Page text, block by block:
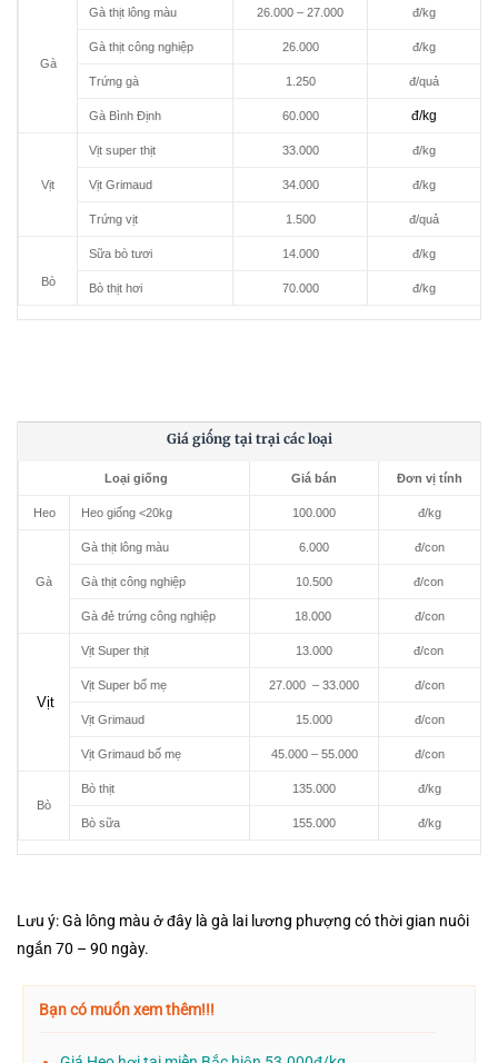
Gà
Gà thịt lông màu 26.000 – 27.000 đ/kg
Gà thịt công nghiệp 26.000 đ/kg
Trứng gà 1.250 đ/quả
Gà Bình Định 60.000 đ/kg
Vịt
Vịt super thịt 33.000 đ/kg
Vịt Grimaud 34.000 đ/kg
Trứng vịt 1.500 đ/quả
Bò
Sữa bò tươi 14.000 đ/kg
Bò thịt hơi 70.000 đ/kg
Giá giống tại trại các loại
Loại giống Giá bán Đơn vị tính
Heo Heo giống <20kg 100.000 đ/kg
Gà
Gà thịt lông màu 6.000 đ/con
Gà thịt công nghiệp 10.500 đ/con
Gà đẻ trứng công nghiệp 18.000 đ/con
Vịt
Vịt Super thịt 13.000 đ/con
Vịt Super bố mẹ 27.000 – 33.000 đ/con
Vịt Grimaud 15.000 đ/con
Vịt Grimaud bố mẹ 45.000 – 55.000 đ/con
Bò
Bò thịt 135.000 đ/kg
Bò sữa 155.000 đ/kg
Lưu ý: Gà lông màu ở đây là gà lai lương phượng có thời gian nuôi
ngắn 70 – 90 ngày.
Bạn có muốn xem thêm!!!